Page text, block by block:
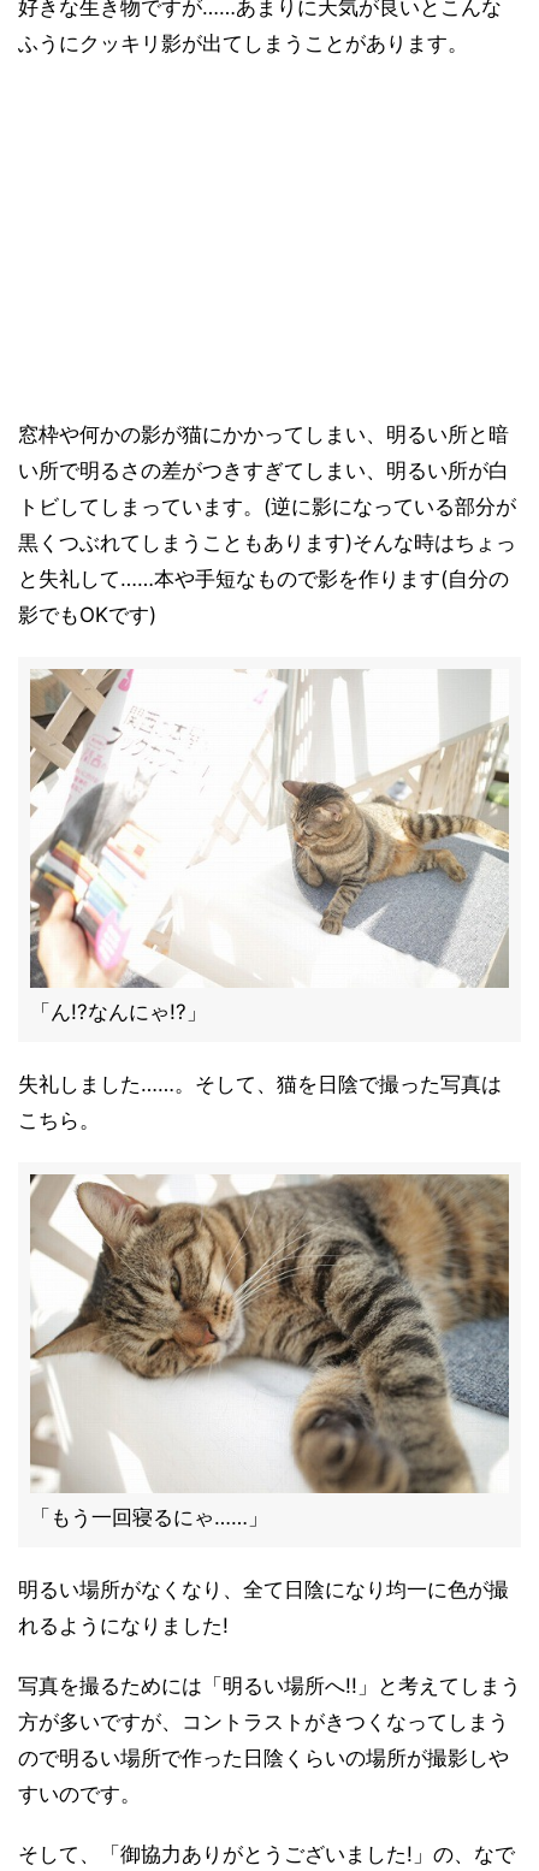
好きな生き物ですが……あまりに天気が良いとこんな
ふうにクッキリ影が出てしまうことがあります。
窓枠や何かの影が猫にかかってしまい、明るい所と暗
い所で明るさの差がつきすぎてしまい、明るい所が白
トビしてしまっています。(逆に影になっている部分が
黒くつぶれてしまうこともあります)そんな時はちょっ
と失礼して……本や手短なもので影を作ります(自分の
影でもOKです)
「ん!?なんにゃ!?」
失礼しました……。そして、猫を日陰で撮った写真は
こちら。
「もう一回寝るにゃ……」
明るい場所がなくなり、全て日陰になり均一に色が撮
れるようになりました!
写真を撮るためには「明るい場所へ!!」と考えてしまう
方が多いですが、コントラストがきつくなってしまう
ので明るい場所で作った日陰くらいの場所が撮影しや
すいのです。
そして、「御協力ありがとうございました!」の、なで